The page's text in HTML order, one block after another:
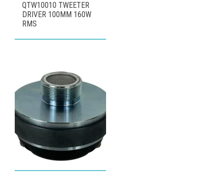
QTW10010 TWEETER
DRIVER 100MM 160W
RMS